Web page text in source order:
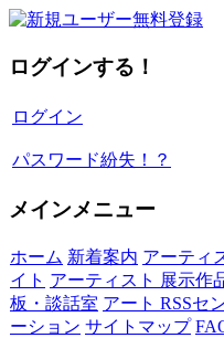
ログインする！
ログイン
パスワード紛失！？
メインメニュー
ホーム 新着案内 アーティ
イト アーティスト 展示作
板・談話室 アート RSSセ
ーション サイトマップ